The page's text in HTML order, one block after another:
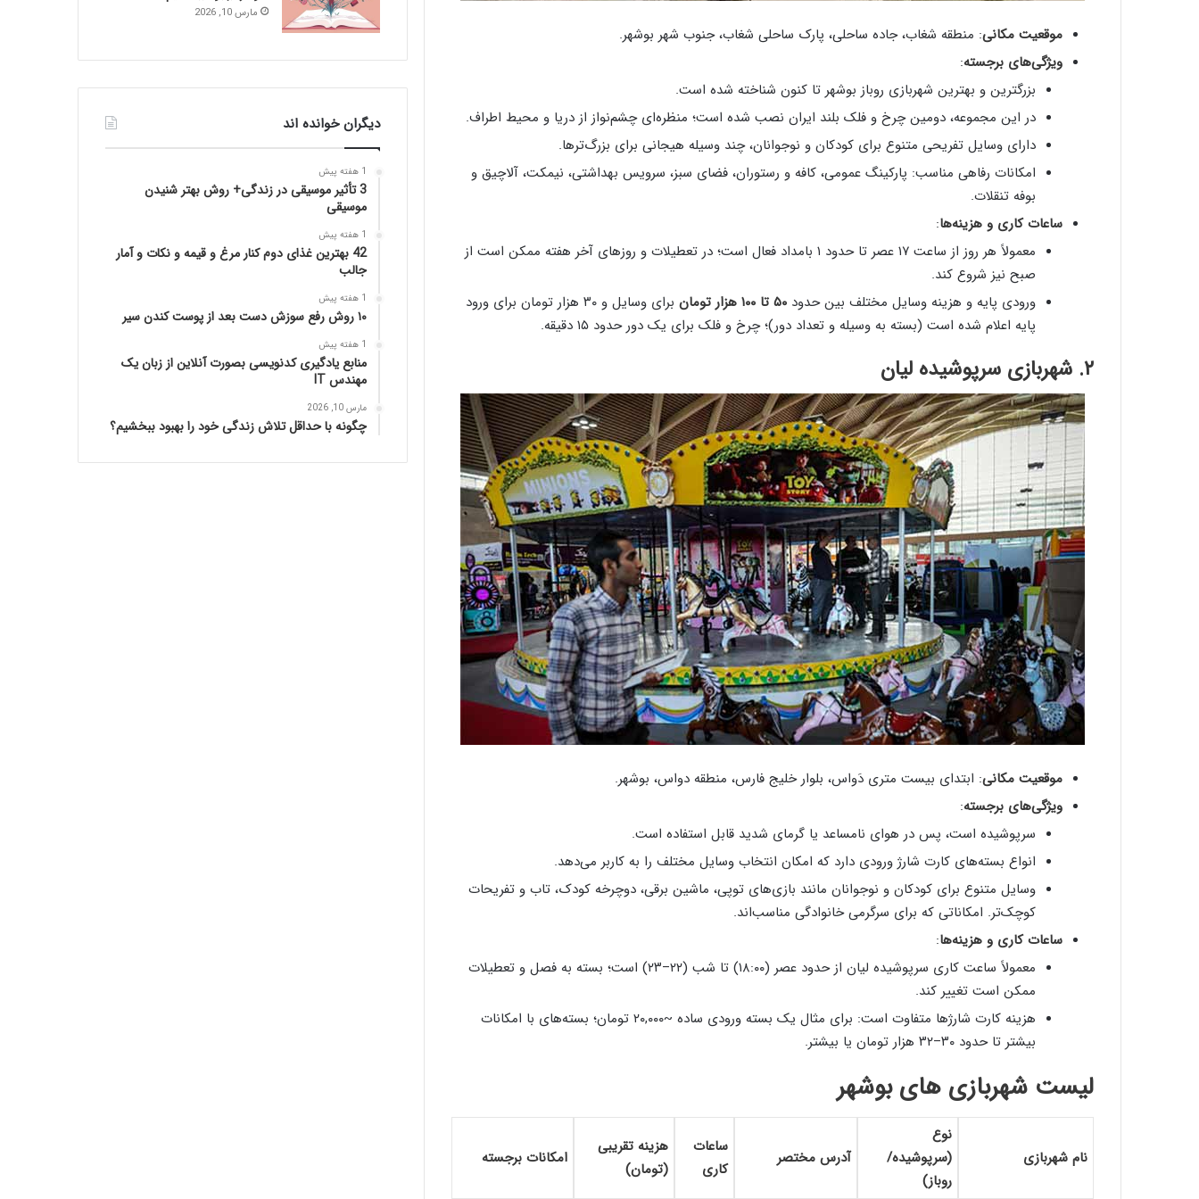
موقعیت مکانی: منطقه شغاب، جاده ساحلی، پارک ساحلی شغاب، جنوب شهر بوشهر.
ویژگی‌های برجسته:
بزرگترین و بهترین شهربازی روباز بوشهر تا کنون شناخته شده است.
در این مجموعه، دومین چرخ و فلک بلند ایران نصب شده است؛ منظره‌ای چشم‌نواز از دریا و محیط اطراف.
دارای وسایل تفریحی متنوع برای کودکان و نوجوانان، چند وسیله هیجانی برای بزرگ‌ترها.
امکانات رفاهی مناسب: پارکینگ عمومی، کافه و رستوران، فضای سبز، سرویس بهداشتی، نیمکت، آلاچیق و
بوفه تنقلات.
ساعات کاری و هزینه‌ها:
معمولاً هر روز از ساعت ۱۷ عصر تا حدود ۱ بامداد فعال است؛ در تعطیلات و روزهای آخر هفته ممکن است از
صبح نیز شروع کند.
ورودی پایه و هزینه وسایل مختلف بین حدود ۵۰ تا ۱۰۰ هزار تومان
برای وسایل و ۳۰ هزار تومان برای ورود
پایه اعلام شده است (بسته به وسیله و تعداد دور)؛ چرخ و فلک برای یک دور حدود ۱۵ دقیقه.
۲. شهربازی سرپوشیده لیان
موقعیت مکانی: ابتدای بیست متری دَواس، بلوار خلیج فارس، منطقه دواس، بوشهر.
ویژگی‌های برجسته:
سرپوشیده است، پس در هوای نا‌مساعد یا گرمای شدید قابل استفاده است.
انواع بسته‌های کارت شارژ ورودی دارد که امکان انتخاب وسایل مختلف را به کاربر می‌دهد.
وسایل متنوع برای کودکان و نوجوانان مانند بازی‌های توپی، ماشین برقی، دوچرخه کودک، تاب و تفریحات
کوچک‌تر. امکاناتی که برای سرگرمی خانوادگی مناسب‌اند.
ساعات کاری و هزینه‌ها:
معمولاً ساعت کاری سرپوشیده لیان از حدود عصر (۱۸:۰۰) تا شب (۲۲–۲۳) است؛ بسته به فصل و تعطیلات
ممکن است تغییر کند.
هزینه کارت شارژها متفاوت است: برای مثال یک بسته ورودی ساده ~۲۰,۰۰۰ تومان؛ بسته‌های با امکانات
بیشتر تا حدود ۳۰–۳۲ هزار تومان یا بیشتر.
لیست شهربازی های بوشهر
نام شهربازی
نوع
(سرپوشیده/
روباز)
آدرس مختصر
ساعات
کاری
هزینه تقریبی
(تومان)
امکانات برجسته
مارس 10, 2026
دیگران خوانده اند
1 هفته پیش
3 تأثیر موسیقی در زندگی+ روش بهتر شنیدن
موسیقی
1 هفته پیش
42 بهترین غذای دوم کنار مرغ و قیمه و نکات و آمار
جالب
1 هفته پیش
۱۰ روش رفع سوزش دست بعد از پوست کندن سیر
1 هفته پیش
منابع یادگیری کدنویسی بصورت آنلاین از زبان یک
مهندس IT
مارس 10, 2026
چگونه با حداقل تلاش زندگی خود را بهبود ببخشیم؟